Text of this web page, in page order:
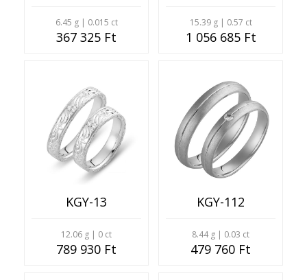
6.45 g | 0.015 ct
367 325 Ft
15.39 g | 0.57 ct
1 056 685 Ft
KGY-13
12.06 g | 0 ct
789 930 Ft
KGY-112
8.44 g | 0.03 ct
479 760 Ft